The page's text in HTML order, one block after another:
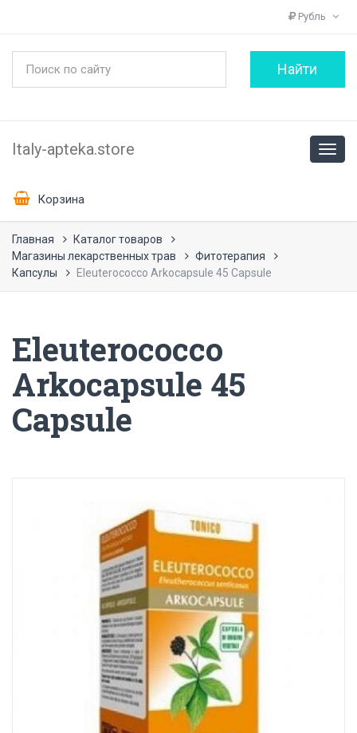
Рубль
Italy-apteka.store
Корзина
Главная
Каталог товаров
Магазины лекарственных трав
Фитотерапия
Капсулы
Eleuterococco Arkocapsule 45 Capsule
Eleuterococco
Arkocapsule 45
Capsule